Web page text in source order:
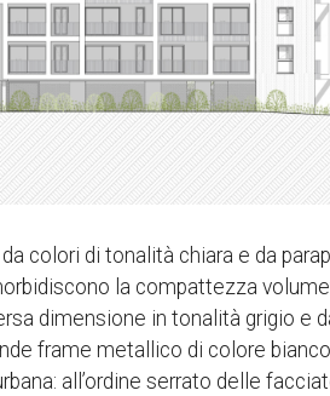
colori di tonalità chiara e da
la compattezza
dimensione in tonalità grigio e
frame metallico di colore
all’ordine serrato delle